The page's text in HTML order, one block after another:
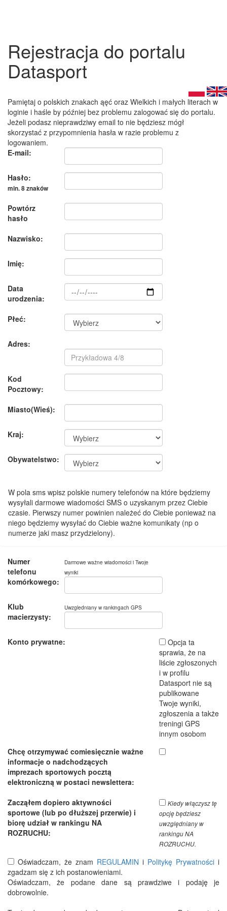
Rejestracja do portalu
Datasport
Pamiętaj o polskich znakach ąęć oraz Wielkich i małych literach w
loginie i haśle by później bez problemu zalogować się do portalu.
Jeżeli podasz nieprawdziwy email to nie będziesz mógł
skorzystać z przypomnienia hasła w razie problemu z
logowaniem.
E-mail:
Hasło:
min. 8 znaków
Powtórz
hasło
Nazwisko:
Imię:
Data
urodzenia:
Płeć:
Adres:
Kod
Pocztowy:
Miasto(Wieś):
Kraj:
Obywatelstwo:
W pola sms wpisz polskie numery telefonów na które będziemy
wysyłali darmowe wiadomości SMS o uzyskanym przez Ciebie
czasie. Pierwszy numer powinien należeć do Ciebie ponieważ na
niego będziemy wysyłać do Ciebie ważne komunikaty (np o
numerze jaki masz przydzielony).
Numer
telefonu
komórkowego:
Darmowe ważne wiadomości i Twoje
wyniki
Klub
macierzysty:
Uwzgledniany w rankingach GPS
Konto prywatne:
Opcja ta
sprawia, że na
liście zgłoszonych
i w profilu
Datasport nie są
publikowane
Twoje wyniki,
zgłoszenia a także
treningi GPS
innym osobom
Chcę otrzymywać comiesięcznie ważne
informacje o nadchodzących
imprezach sportowych pocztą
elektroniczną w postaci newslettera:
Zacząłem dopiero aktywności
sportowe (lub po dłuższej przerwie) i
biorę udział w rankingu NA
ROZRUCHU:
Kiedy włączysz tę
opcję będziesz
uwzględniany w
rankingu NA
ROZRUCHU.
Oświadczam, że znam REGULAMIN i Politykę Prywatności i
zgadzam się z ich postanowieniami.
Oświadczam, że podane dane są prawdziwe i podaję je
dobrowolnie.